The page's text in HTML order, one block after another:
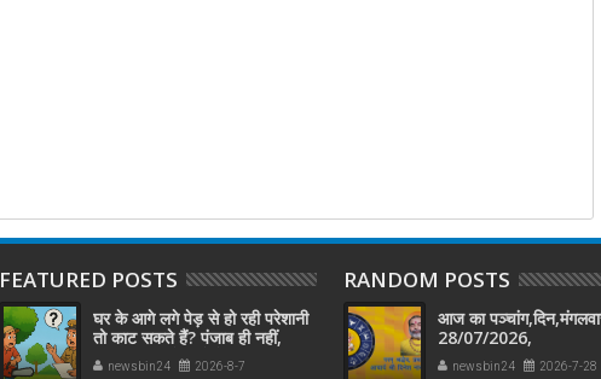
FEATURED POSTS
घर के आगे लगे पेड़ से हो रही परेशानी
तो काट सकते हैं? पंजाब ही नहीं,
दिल्‍ली-यूपी समेत पूरे देश का नियम
newsbin24 2026-8-7
RANDOM POSTS
आज का
28/07/2026,
newsbin24 2026-7-28